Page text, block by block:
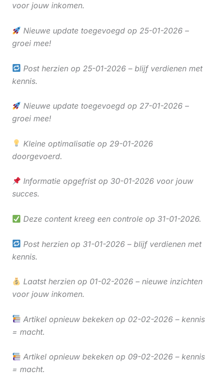
voor jouw inkomen.
Nieuwe update toegevoegd op 25-01-2026 –
groei mee!
Post herzien op 25-01-2026 – blijf verdienen met
kennis.
Nieuwe update toegevoegd op 27-01-2026 –
groei mee!
Kleine optimalisatie op 29-01-2026
doorgevoerd.
Informatie opgefrist op 30-01-2026 voor jouw
succes.
Deze content kreeg een controle op 31-01-2026.
Post herzien op 31-01-2026 – blijf verdienen met
kennis.
Laatst herzien op 01-02-2026 – nieuwe inzichten
voor jouw inkomen.
Artikel opnieuw bekeken op 02-02-2026 – kennis
= macht.
Artikel opnieuw bekeken op 09-02-2026 – kennis
= macht.